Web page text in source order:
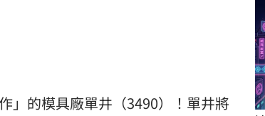
」的模具廠單井（3490）！單井將